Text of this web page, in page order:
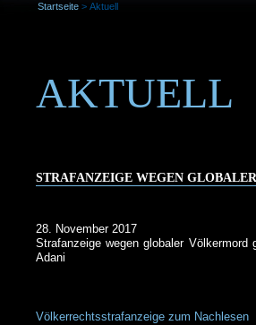
Startseite > Aktuell
AKTUELL
STRAFANZEIGE WEGEN
28. November 2017
Strafanzeige wegen globaler
Adani
Völkerrechtsstrafanzeige zum Nachlesen